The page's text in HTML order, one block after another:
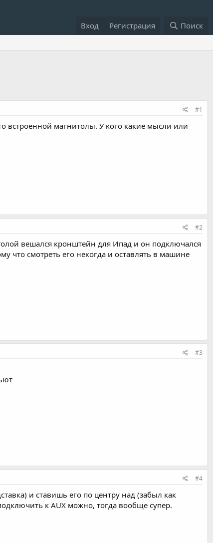
Вход Регистрация Поиск
#1
встроенной магнитолы. У кого какие мысли или
#2
вешался кронштейн для Ипад и он подключался
что смотреть его некогда и оставлять в машине
#3
#4
и ставишь его по центру над (забыл как
к AUX можно, тогда вообще супер.